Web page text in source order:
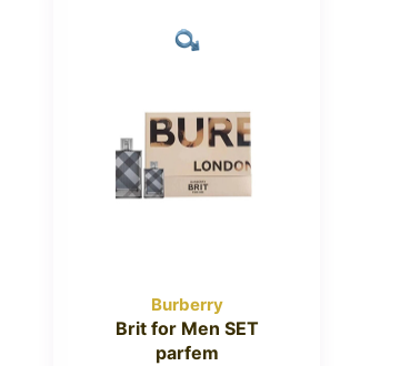
Burberry
Brit for Men SET
parfem